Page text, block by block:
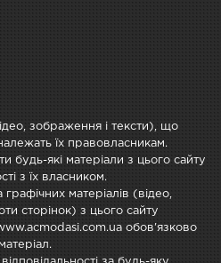
зображення і тексти), що
їх правовласникам.
будь-які матеріали з цього сайту
з їх власником.
матеріалів (відео,
сторінок) з цього сайту
обов'язково